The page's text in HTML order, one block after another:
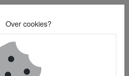
toekomst
Over cookies?